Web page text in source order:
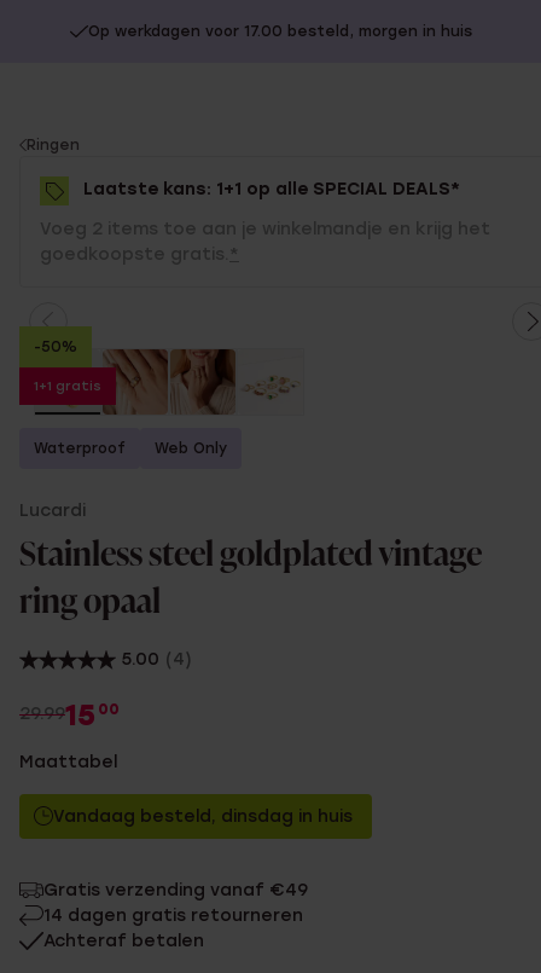
Op werkdagen voor 17.00 besteld, morgen in huis
You
are
here:
Ringen
Laatste kans: 1+1 op alle SPECIAL DEALS*
Voeg 2 items toe aan je winkelmandje en krijg het
goedkoopste gratis. *
-50%
1+1 gratis
Waterproof Web Only
Lucardi
Stainless steel goldplated vintage
ring opaal
5.00 (4)
29.9915 00
Maattabel
Vandaag besteld, dinsdag in huis
Gratis verzending vanaf €49
14 dagen gratis retourneren
Achteraf betalen